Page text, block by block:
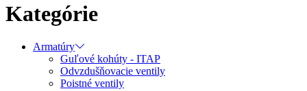
Kategórie
Armatúry
Guľové kohúty - ITAP
Odvzdušňovacie ventily
Poistné ventily